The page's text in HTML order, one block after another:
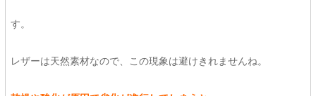
す。
レザーは天然素材なので、この現象は避けきれませんね。